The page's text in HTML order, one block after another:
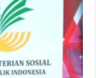
Yusuf
Dorong
Sekolah
Rakyat
di
Kaltim